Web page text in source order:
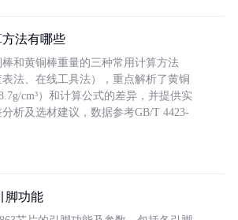
法有哪些
和黄铜棒重量的三种常用计算方法
表法、在线工具法），重点解析了黄铜
cm³）和计算公式的差异，并提供实
析及选材建议，数据参考GB/T 4423-
脚功能